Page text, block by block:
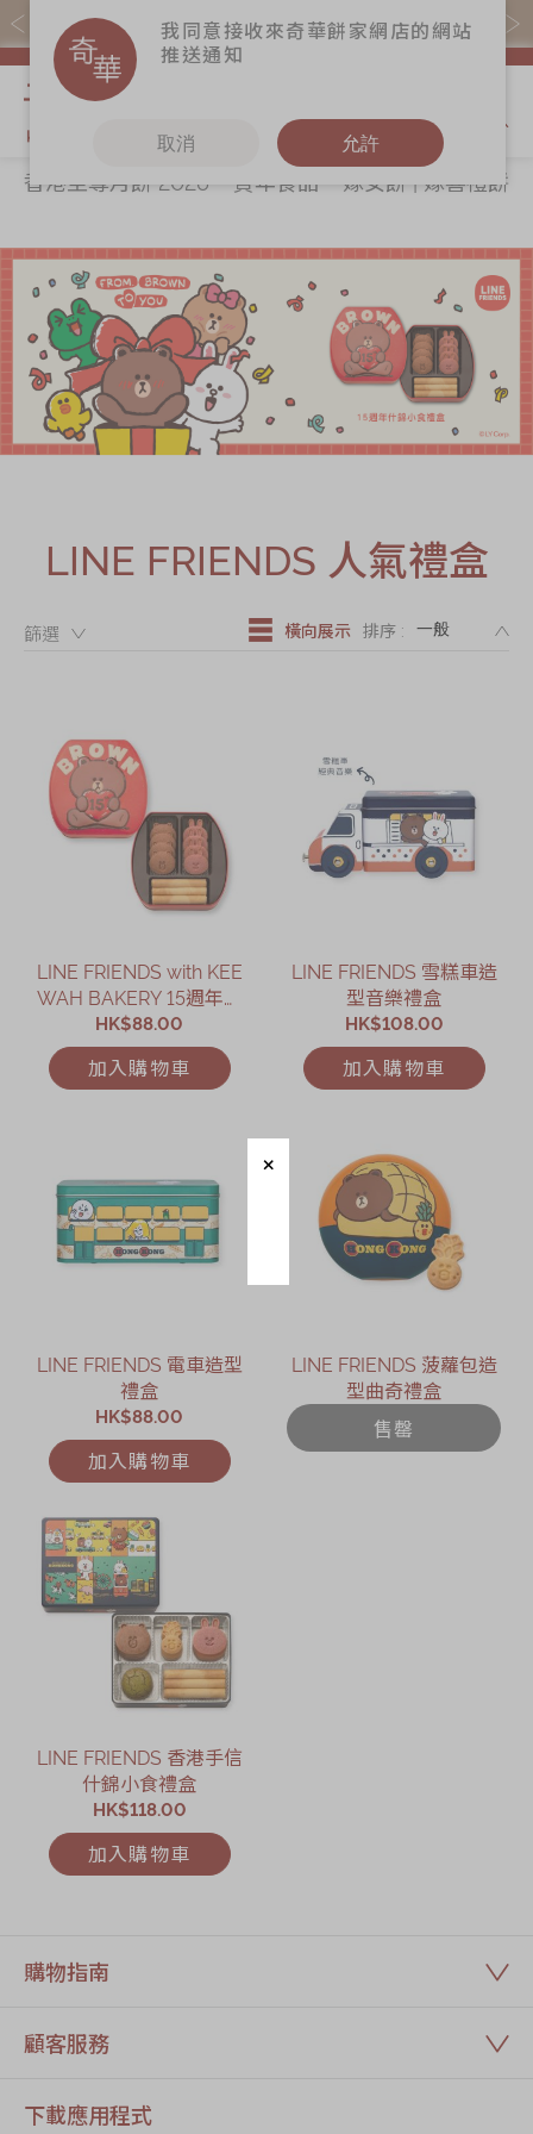
購物滿$368(折扣後)即免本地運費！
關於奇華
最新推廣
分店網絡
商務銷售
嫁喜須知
奇華網誌
奇華餅食
2026
賀年食品
嫁女餅 | 嫁喜禮
餅
手信禮品
節日時令食品
奇華迪士尼禮盒
更多
奇華茶室
聯絡奇華
加入奇華
香港至尊月餅 2026 賀年食品
嫁女餅 | 嫁喜禮餅
LINE FRIENDS 人氣禮盒
篩選： 橫向展示 排序 :
LINE FRIENDS with KEE
WAH BAKERY 15週年什
錦小食禮盒
HK$88.00
加入購物車
LINE FRIENDS 雪糕車造
型音樂禮盒
HK$108.00
加入購物車
LINE FRIENDS 電車造型
禮盒
HK$88.00
加入購物車
LINE FRIENDS 菠蘿包造
型曲奇禮盒
售罄
LINE FRIENDS 香港手信
什錦小食禮盒
HK$118.00
加入購物車
購物指南
顧客服務
下載應用程式
我同意接收來奇華餅家網店的網站
推送通知
取消 允許